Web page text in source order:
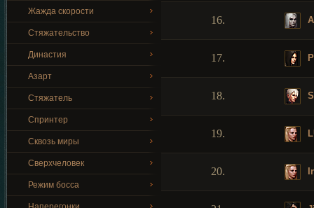
Жажда скорости
Стяжательство
Династия
Азарт
Стяжатель
Спринтер
Сквозь миры
Сверхчеловек
Режим босса
16.
17.
18.
19.
20.